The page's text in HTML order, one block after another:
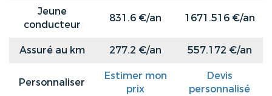
Jeune
conducteur
831.6 €/an 1671.516 €/an
Assuré au km 277.2 €/an 557.172 €/an
Personnaliser
Estimer mon
prix
Devis
personnalisé